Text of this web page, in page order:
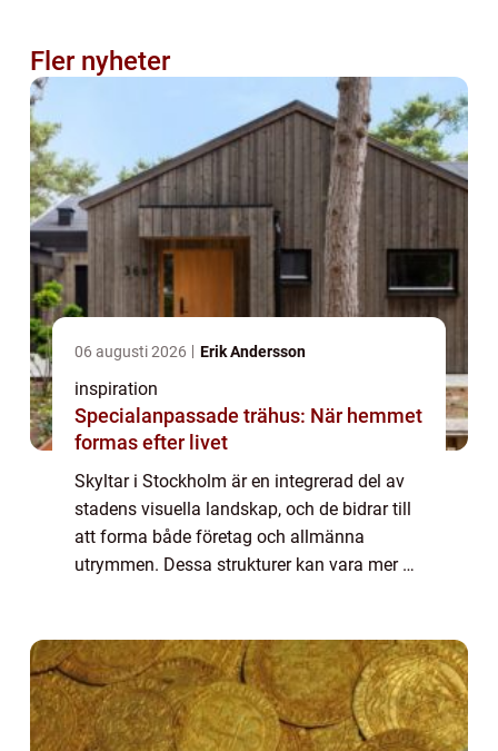
Fler nyheter
06 augusti 2026 Erik Andersson
inspiration
Specialanpassade trähus: När hemmet
formas efter livet
Skyltar i Stockholm är en integrerad del av
stadens visuella landskap, och de bidrar till
att forma både företag och allmänna
utrymmen. Dessa strukturer kan vara mer än